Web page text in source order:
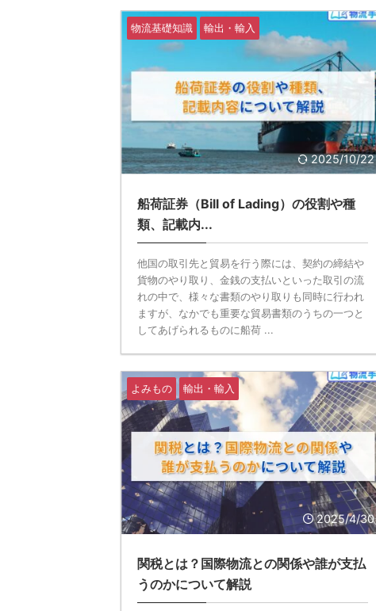
2025/10/22
物流基礎知識 輸出・輸入
船荷証券（Bill of Lading）の役割や種
類、記載内...
他国の取引先と貿易を行う際には、契約の締結や
貨物のやり取り、金銭の支払いといった取引の流
れの中で、様々な書類のやり取りも同時に行われ
ますが、なかでも重要な貿易書類のうちの一つと
してあげられるものに船荷 ...
2025/4/30
よみもの 輸出・輸入
関税とは？国際物流との関係や誰が支払
うのかについて解説